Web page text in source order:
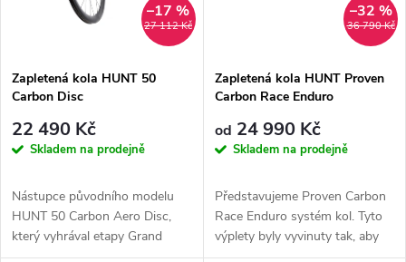
27 112 Kč
–17 %
Zapletená kola HUNT 50
Carbon Disc
22 490 Kč
Skladem na prodejně
Nástupce původního modelu
HUNT 50 Carbon Aero Disc,
který vyhrával etapy Grand
Tour. Tyto aktualizované
36 790 Kč
–32 %
Zapletená kola HUNT Proven
Carbon Race Enduro
od 24 990 Kč
Skladem na prodejně
Představujeme Proven Carbon
Race Enduro systém kol. Tyto
výplety byly vyvinuty tak, aby
maximalizovaly trakci a...